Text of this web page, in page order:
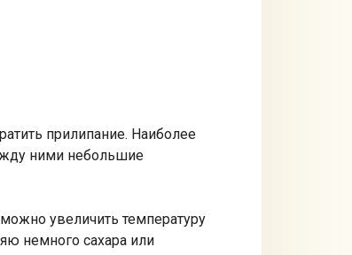
прилипание. Наиболее
ними небольшие
увеличить температуру
немного сахара или